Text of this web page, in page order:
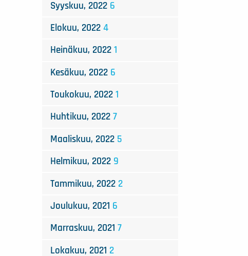
Syyskuu, 2022 6
Elokuu, 2022 4
Heinäkuu, 2022 1
Kesäkuu, 2022 6
Toukokuu, 2022 1
Huhtikuu, 2022 7
Maaliskuu, 2022 5
Helmikuu, 2022 9
Tammikuu, 2022 2
Joulukuu, 2021 6
Marraskuu, 2021 7
Lokakuu, 2021 2